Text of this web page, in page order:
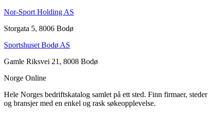
Nor-Sport Holding AS
Storgata 5, 8006 Bodø
Sportshuset Bodø AS
Gamle Riksvei 21, 8008 Bodø
Norge Online
Hele Norges bedriftskatalog samlet på ett sted. Finn firmaer, steder
og bransjer med en enkel og rask søkeopplevelse.